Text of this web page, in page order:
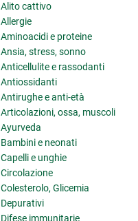
Alito cattivo
Allergie
Aminoacidi e proteine
Ansia, stress, sonno
Anticellulite e rassodanti
Antiossidanti
Antirughe e anti-età
Articolazioni, ossa, muscoli
Ayurveda
Bambini e neonati
Capelli e unghie
Circolazione
Colesterolo, Glicemia
Depurativi
Difese immunitarie